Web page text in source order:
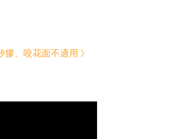
膠、咬花面不適用 》